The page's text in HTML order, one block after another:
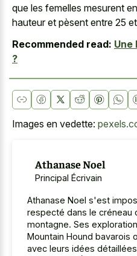
que les femelles mesurent
hauteur et pèsent entre 25
Recommended read: Une
?
Images en vedette:
Athanase Noel
Principal Écrivain
Athanase Noel s'est
respecté dans le créneau
montagne. Ses
Mountain Hound bavarois
avec leurs idées